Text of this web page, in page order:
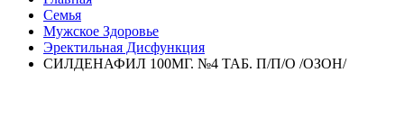
Семья
Мужское Здоровье
Эректильная Дисфункция
СИЛДЕНАФИЛ 100МГ. №4 ТАБ. П/П/О /ОЗОН/